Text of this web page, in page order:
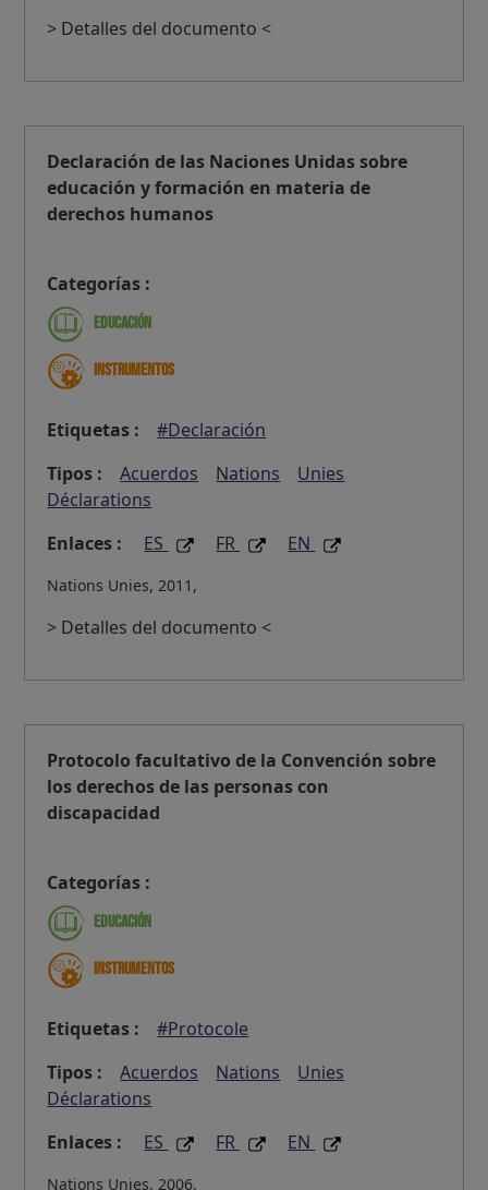
> Detalles del documento <
Declaración de las Naciones Unidas sobre
educación y formación en materia de
derechos humanos
Categorías :
Educación
Instrumentos
Etiquetas :
#Declaración
Tipos :
Acuerdos Nations
Unies
Déclarations
Enlaces :
ES FR EN
Nations Unies, 2011,
> Detalles del documento <
Protocolo facultativo de la Convención sobre
los derechos de las personas con
discapacidad
Categorías :
Educación
Instrumentos
Etiquetas :
#Protocole
Tipos :
Acuerdos Nations
Unies
Déclarations
Enlaces :
ES FR EN
Nations Unies, 2006,